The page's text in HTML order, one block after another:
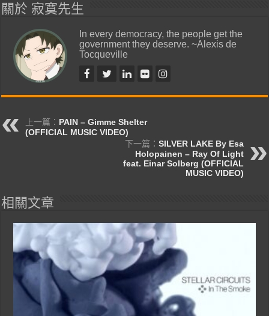
關於 寂寞先生
In every democracy, the people get the
government they deserve. ~Alexis de
Tocqueville
上一篇： PAIN – Gimme Shelter
(OFFICIAL MUSIC VIDEO)
下一篇： SILVER LAKE By Esa
Holopainen – Ray Of Light
feat. Einar Solberg (OFFICIAL
MUSIC VIDEO)
相關文章